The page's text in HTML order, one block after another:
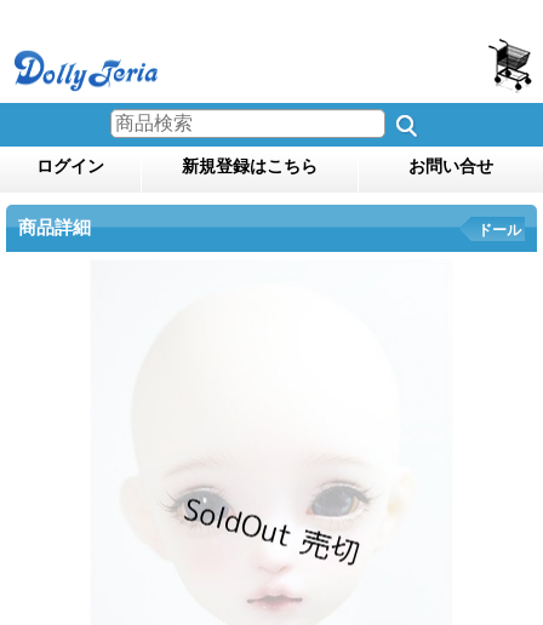
ログイン 新規登録はこちら お問い合せ
商品詳細 ドール